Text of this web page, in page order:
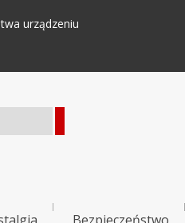
urządzeniu